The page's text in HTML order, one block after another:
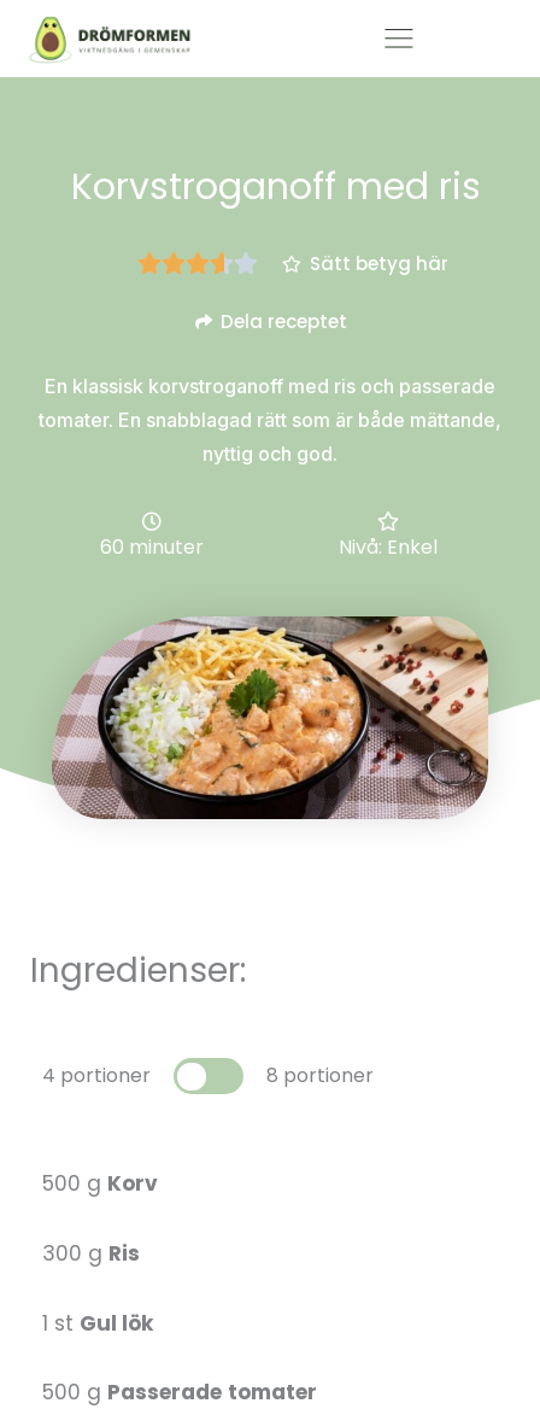
Korvstroganoff med ris
Sätt betyg här
Dela receptet
En klassisk korvstroganoff med ris och passerade
tomater. En snabblagad rätt som är både mättande,
nyttig och god.
60 minuter Nivå: Enkel
Ingredienser:
4 portioner 8 portioner
500 g Korv
300 g Ris
1 st Gul lök
500 g Passerade tomater